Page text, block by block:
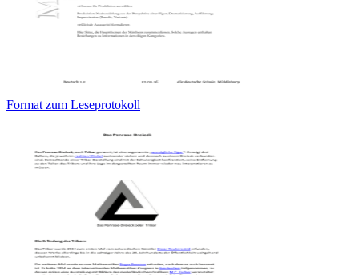
Format zum Leseprotokoll